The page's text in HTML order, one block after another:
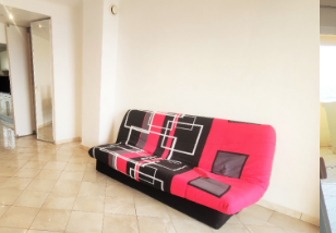
GESTION
ESTIMATION
AGENCE